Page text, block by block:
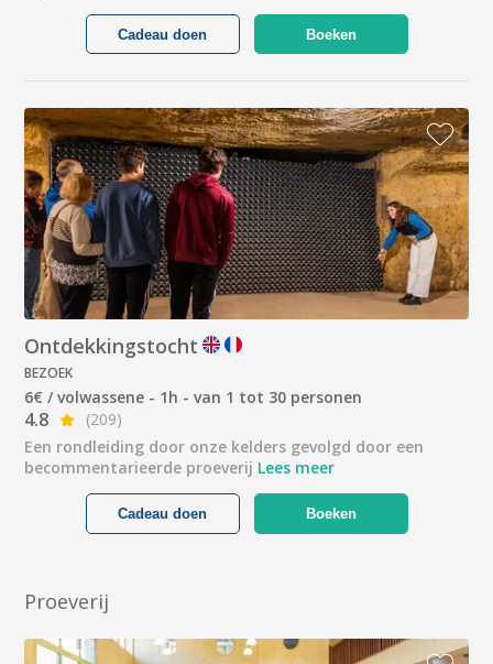
Boeken
Cadeau doen
Ontdekkingstocht
BEZOEK
6€ / volwassene - 1h - van 1 tot 30 personen
4.8
(209)
Een rondleiding door onze kelders gevolgd door een
becommentarieerde proeverij Lees meer
Boeken
Cadeau doen
Proeverij